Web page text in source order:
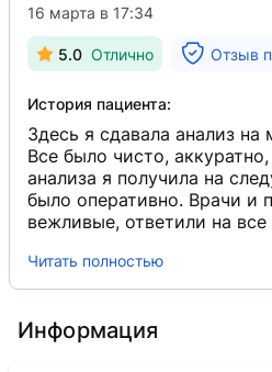
16 марта в 17:34
5.0 Отлично Отзыв
История пациента:
Здесь я сдавала анализ
Все было чисто,
анализа я получила на
было оперативно. Врачи и
вежливые, ответили на
одноразовые - иголки
👍🏼
Читать полностью
Информация